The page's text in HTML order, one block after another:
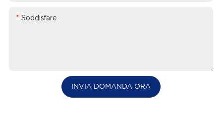
Soddisfare
INVIA DOMANDA ORA